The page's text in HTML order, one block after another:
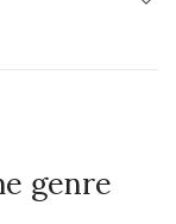
genre